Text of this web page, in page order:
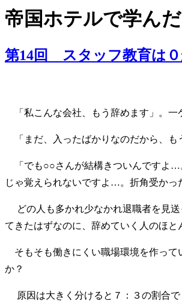
帝国ホテルで学ん
第14回 スタッフ教育は０
「私こんな会社、もう辞めます」。一
「まだ、入ったばかりなのだから、も
「でも○○さんが結構きついんですよ…
じゃ覚えられないですよ…。折角受か
どの人も多かれ少なかれ退職者を見送
てきたはずなのに、辞めていく人のほ
そもそも働きにくい職場環境を作って
か？
原因は大きく分けると７：３の割合で